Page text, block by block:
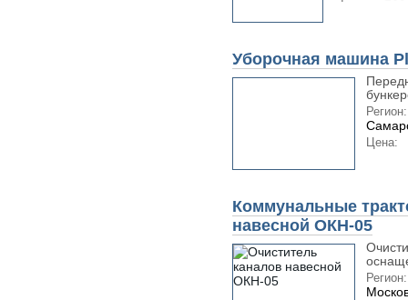
Уборочная машина
Регион:
Цена:
Коммунальные
навесной ОКН-05
Регион: